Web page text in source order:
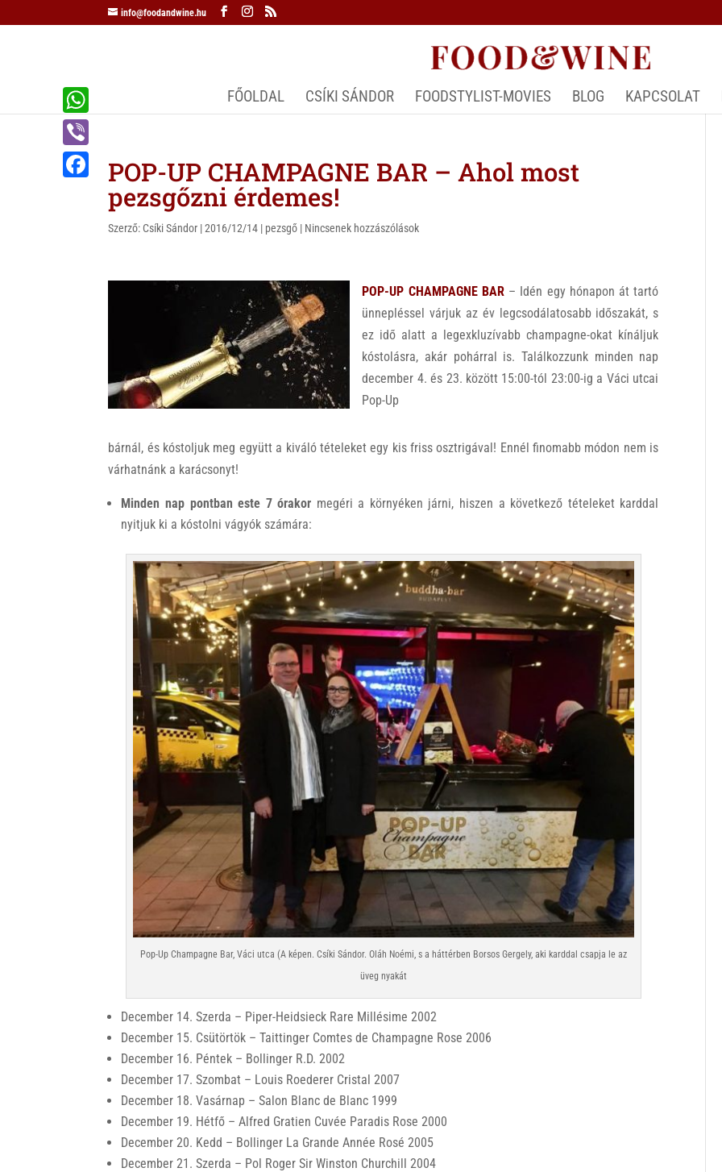
info@foodandwine.hu
FŐOLDAL CSÍKI SÁNDOR FOODSTYLIST-MOVIES BLOG KAPCSOLAT
POP-UP CHAMPAGNE BAR – Ahol most
pezsgőzni érdemes!
Szerző: Csíki Sándor |2016/12/14 | pezsgő | Nincsenek hozzászólások
POP-UP CHAMPAGNE BAR – Idén egy hónapon át tartó
ünnepléssel várjuk az év legcsodálatosabb időszakát, s
ez idő alatt a legexkluzívabb champagne-okat kínáljuk
kóstolásra, akár pohárral is. Találkozzunk minden nap
december 4. és 23. között 15:00-tól 23:00-ig a Váci utcai
Pop-Up
bárnál, és kóstoljuk meg együtt a kiváló tételeket egy kis friss osztrigával! Ennél finomabb módon nem is
várhatnánk a karácsonyt!
Minden nap pontban este 7 órakor megéri a környéken járni, hiszen a következő tételeket karddal
nyitjuk ki a kóstolni vágyók számára:
Pop-Up Champagne Bar, Váci utca (A képen. Csíki Sándor. Oláh Noémi, s a háttérben Borsos Gergely, aki karddal csapja le az
üveg nyakát
December 14. Szerda – Piper-Heidsieck Rare Millésime 2002
December 15. Csütörtök – Taittinger Comtes de Champagne Rose 2006
December 16. Péntek – Bollinger R.D. 2002
December 17. Szombat – Louis Roederer Cristal 2007
December 18. Vasárnap – Salon Blanc de Blanc 1999
December 19. Hétfő – Alfred Gratien Cuvée Paradis Rose 2000
December 20. Kedd – Bollinger La Grande Année Rosé 2005
December 21. Szerda – Pol Roger Sir Winston Churchill 2004
W
h
a
V